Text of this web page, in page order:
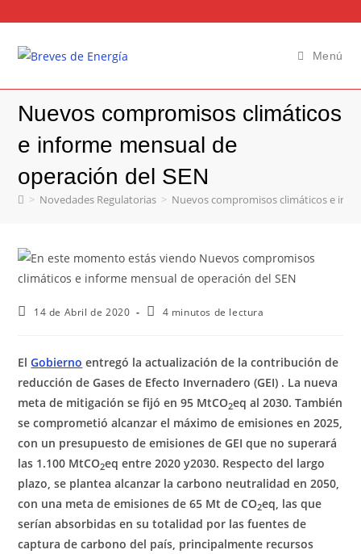
Menú
Nuevos compromisos climáticos
e informe mensual de
operación del SEN
> Novedades Regulatorias > Nuevos compromisos climáticos e
14 de Abril de 2020 4 minutos de lectura
ElGobierno entregó la actualización de la contribución de
reducción de Gases de Efecto Invernadero (GEI) . La nueva
meta de mitigación se fijó en 95 MtCO2eq al 2030. También
se comprometió alcanzar el máximo de emisiones en 2025,
con un presupuesto de emisiones de GEI que no superará
las 1.100 MtCO2eq entre 2020 y2030. Respecto del largo
plazo, se plantea alcanzar la carbono neutralidad en 2050,
con una meta de emisiones de 65 Mt de CO2eq, las que
serían absorbidas en su totalidad por las fuentes de
captura de carbono del país, principalmente recursos